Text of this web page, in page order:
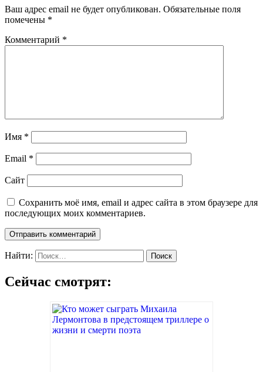
Ваш адрес email не будет опубликован. Обязательные поля
помечены *
Комментарий *
Имя *
Email *
Сайт
Сохранить моё имя, email и адрес сайта в этом браузере для
последующих моих комментариев.
Найти:
Сейчас смотрят: